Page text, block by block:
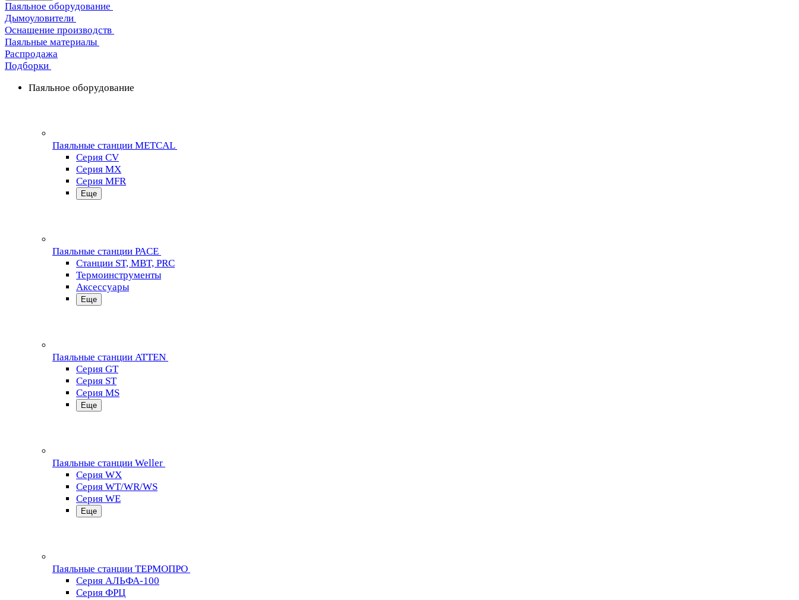
Паяльное оборудование
Дымоуловители
Оснащение производств
Паяльные материалы
Распродажа
Подборки
Паяльное оборудование
Паяльные станции METCAL
Серия CV
Серия MX
Серия MFR
Еще
Паяльные станции PACE
Станции ST, MBT, PRC
Термоинструменты
Аксессуары
Еще
Паяльные станции ATTEN
Серия GT
Серия ST
Серия MS
Еще
Паяльные станции Weller
Серия WX
Серия WT/WR/WS
Серия WE
Еще
Паяльные станции ТЕРМОПРО
Серия АЛЬФА-100
Серия ФРЦ